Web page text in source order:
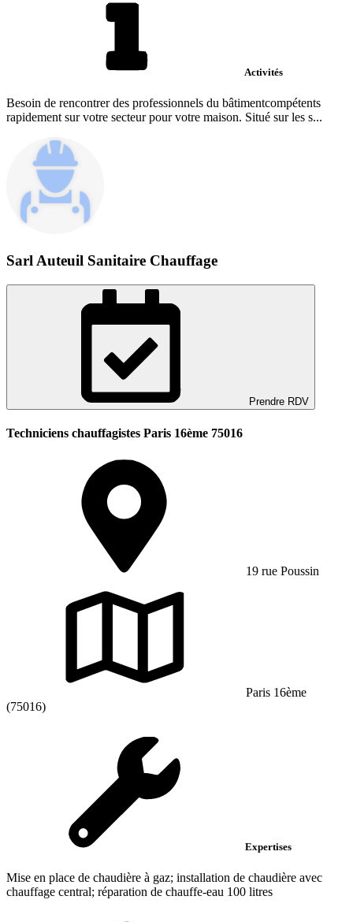
Activités
Besoin de rencontrer des professionnels du bâtimentcompétents
rapidement sur votre secteur pour votre maison. Situé sur les s...
Sarl Auteuil Sanitaire Chauffage
Prendre RDV
Techniciens chauffagistes Paris 16ème 75016
19 rue Poussin
Paris 16ème
(75016)
Expertises
Mise en place de chaudière à gaz; installation de chaudière avec
chauffage central; réparation de chauffe-eau 100 litres